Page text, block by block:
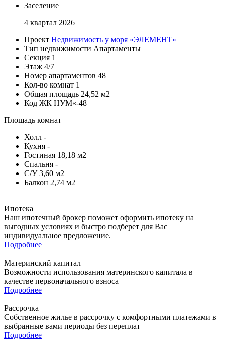
Заселение
4 квартал 2026
Проект Недвижимость у моря «ЭЛЕМЕНТ»
Тип недвижимости Апартаменты
Секция 1
Этаж 4/7
Номер апартаментов 48
Кол-во комнат 1
Общая площадь 24,52 м2
Код ЖК НУМ«-48
Площадь комнат
Холл -
Кухня -
Гостиная 18,18 м2
Спальня -
С/У 3,60 м2
Балкон 2,74 м2
Ипотека
Наш ипотечный брокер поможет оформить ипотеку на
выгодных условиях и быстро подберет для Вас
индивидуальное предложение.
Подробнее
Материнский капитал
Возможности использования материнского капитала в
качестве первоначального взноса
Подробнее
Рассрочка
Собственное жилье в рассрочку с комфортными платежами в
выбранные вами периоды без переплат
Подробнее